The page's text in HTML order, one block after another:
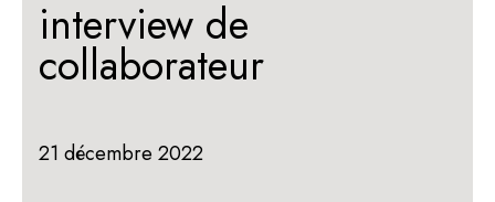
interview de
collaborateur
21 décembre 2022